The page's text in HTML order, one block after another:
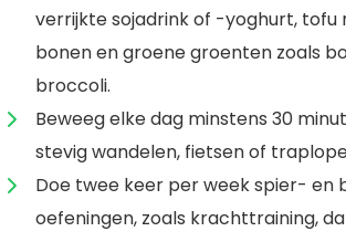
verrijkte sojadrink of -yoghurt, tofu
bonen en groene groenten zoals
broccoli.
Beweeg elke dag minstens 30
stevig wandelen, fietsen of
Doe twee keer per week spier- en
oefeningen, zoals krachttraining,